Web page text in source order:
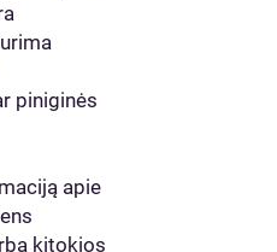
piniginės
apie
kitokios